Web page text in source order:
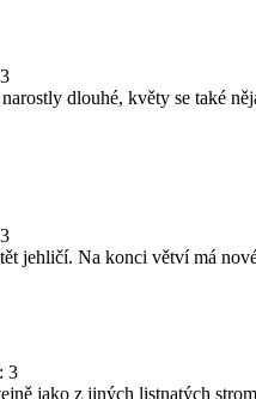
dlouhé, květy se také
jehličí. Na konci větví má
3
jako z jiných listnatých